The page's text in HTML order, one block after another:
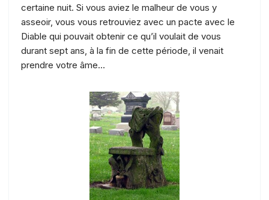
certaine nuit. Si vous aviez le malheur de vous y
asseoir, vous vous retrouviez avec un pacte avec le
Diable qui pouvait obtenir ce qu’il voulait de vous
durant sept ans, à la fin de cette période, il venait
prendre votre âme…